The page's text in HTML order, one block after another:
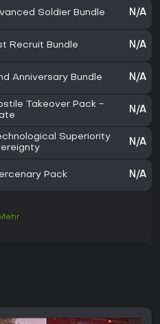
Soldier Bundle N/A
Recruit Bundle N/A
Anniversary Bundle N/A
Takeover Pack -
N/A
Superiority
N/A
Pack N/A